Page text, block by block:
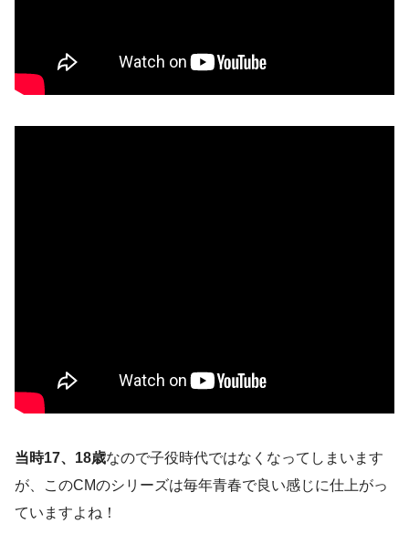
当時17、18歳なので子役時代ではなくなってしまいます
が、このCMのシリーズは毎年青春で良い感じに仕上がっ
ていますよね！